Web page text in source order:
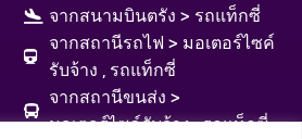
จากสนามบินตรัง > รถแท็กซี่
จากสถานีรถไฟ > มอเตอร์ไซค์
รับจ้าง , รถแท็กซี่
จากสถานีขนส่ง >
มอเตอร์ไซค์รับจ้าง , รถแท็กซี่